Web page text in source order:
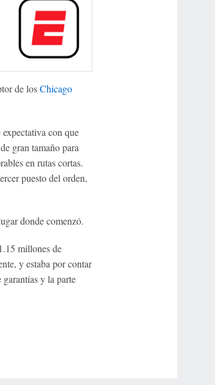
de losChicago
con que
gran tamaño para
en rutas cortas.
puesto del orden,
donde comenzó.
millones de
y estaba por contar
y la parte